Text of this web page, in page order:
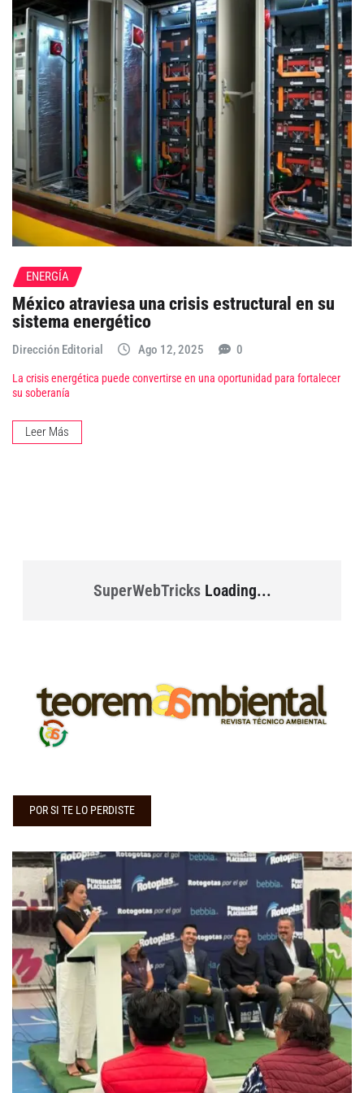
ENERGÍA
México atraviesa una crisis estructural en su
sistema energético
Dirección Editorial Ago 12, 2025 0
La crisis energética puede convertirse en una oportunidad para fortalecer
su soberanía
Leer Más
SuperWebTricksLoading...
POR SI TE LO PERDISTE